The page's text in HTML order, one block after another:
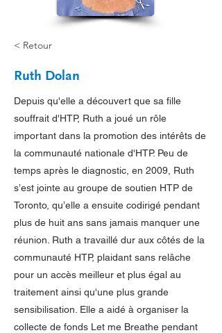
< Retour
Ruth Dolan
Depuis qu'elle a découvert que sa fille
souffrait d'HTP, Ruth a joué un rôle
important dans la promotion des intérêts de
la communauté nationale d'HTP. Peu de
temps après le diagnostic, en 2009, Ruth
s’est jointe au groupe de soutien HTP de
Toronto, qu’elle a ensuite codirigé pendant
plus de huit ans sans jamais manquer une
réunion. Ruth a travaillé dur aux côtés de la
communauté HTP, plaidant sans relâche
pour un accès meilleur et plus égal au
traitement ainsi qu'une plus grande
sensibilisation. Elle a aidé à organiser la
collecte de fonds Let me Breathe pendant